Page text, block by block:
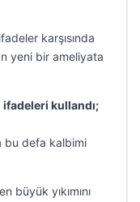
karşısında
yeni bir ameliyata
ifadeleri kullandı;
bu defa kalbimi
büyük yıkımını